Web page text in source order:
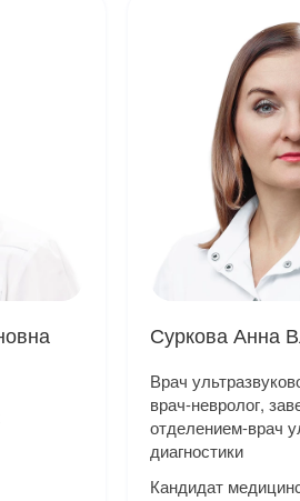
Суркова Анна
Врач
врач-невролог,
отделением-врач
диагностики
Кандидат